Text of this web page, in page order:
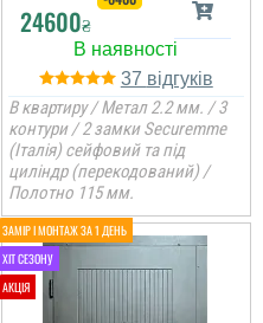
24600₴
37
В квартиру / Метал 2.2 мм. / 3
контури / 2 замки Securemme
(Італія) сейфовий та під
циліндр (перекодований) /
Полотно 115 мм.